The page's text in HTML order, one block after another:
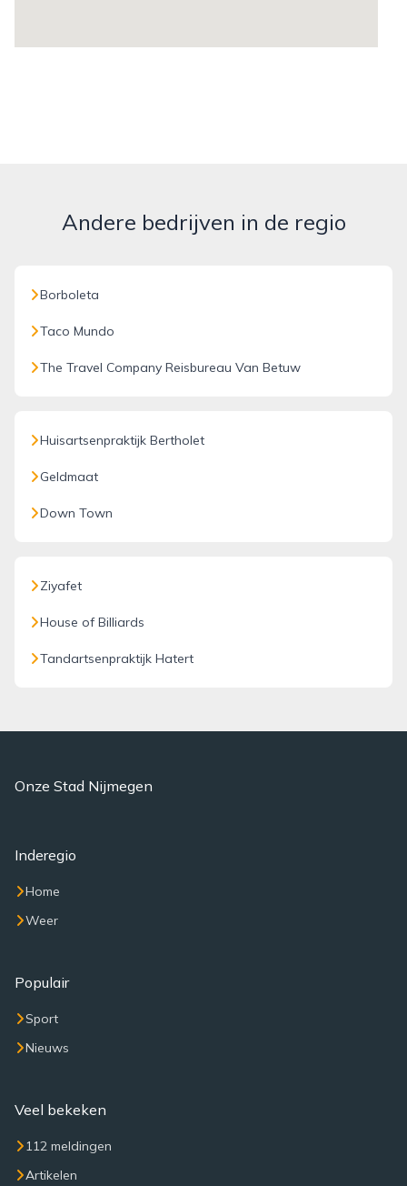
Andere bedrijven in de regio
Borboleta
Taco Mundo
The Travel Company Reisbureau Van Betuw
Huisartsenpraktijk Bertholet
Geldmaat
Down Town
Ziyafet
House of Billiards
Tandartsenpraktijk Hatert
Onze Stad Nijmegen
Inderegio
Home
Weer
Populair
Sport
Nieuws
Veel bekeken
112 meldingen
Artikelen